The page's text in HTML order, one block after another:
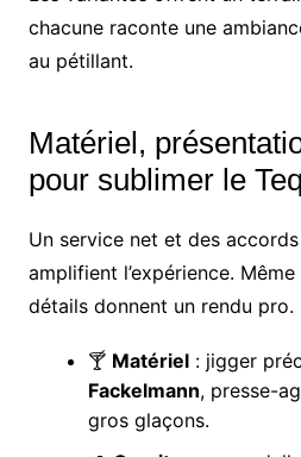
chacune raconte une
au pétillant.
Matériel,
pour sublimer le
Un service net et des
amplifient l’expérience.
détails donnent un rendu pro.
🍸 Matériel: jigger
Fackelmann, presse-
gros glaçons.